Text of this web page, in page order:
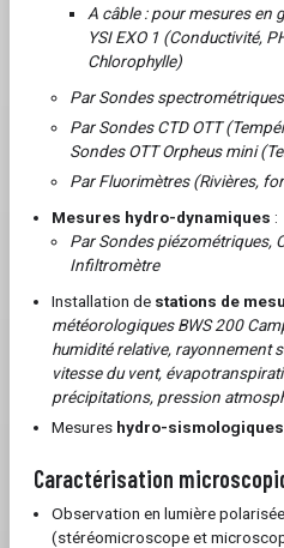
A câble : pour mesures en
YSI EXO 1 (Conductivité,
Chlorophylle)
Par Sondes
Par Sondes CTD OTT
Sondes OTT Orpheus mini
Par Fluorimètres (Rivières,
Mesures hydro-dynamiques :
Par Sondes piézométriques,
Infiltromètre
Installation de stations de
météorologiques BWS 200
humidité relative, rayonnement
vitesse du vent,
précipitations, pression
Mesures hydro-sismologiques
Caractérisation
Observation en lumière
(stéréomicroscope et